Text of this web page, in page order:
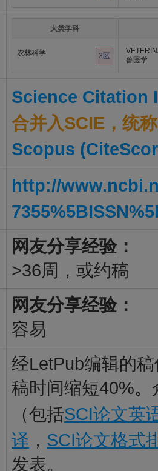
大类学科
农林科学 3区
兽医学
Science Citation
合并入SCIE，统
Scopus
http://
网友分享经验：
>36周，或约稿
网友分享经验：
容易
经LetPub编辑的
稿时间缩短40%
（包括SCI论文英
译 ， SCI论文格式
发表。